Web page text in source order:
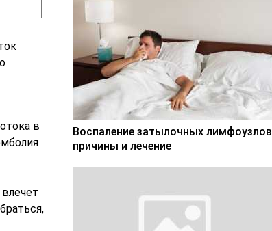
в
Воспаление затылочных лимфоузлов
причины и лечение